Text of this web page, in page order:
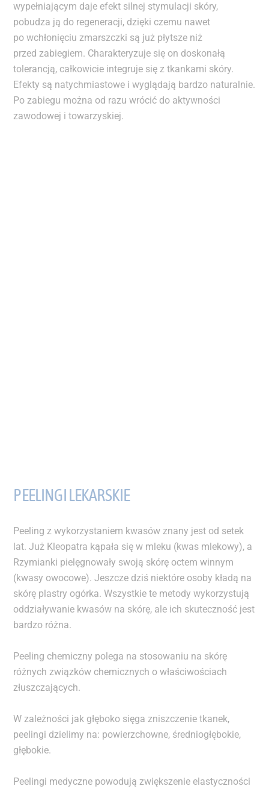
wypełniającym daje efekt silnej stymulacji skóry,
pobudza ją do regeneracji, dzięki czemu nawet
po wchłonięciu zmarszczki są już płytsze niż
przed zabiegiem. Charakteryzuje się on doskonałą
tolerancją, całkowicie integruje się z tkankami skóry.
Efekty są natychmiastowe i wyglądają bardzo naturalnie.
Po zabiegu można od razu wrócić do aktywności
zawodowej i towarzyskiej.
PEELINGI LEKARSKIE
Peeling z wykorzystaniem kwasów znany jest od setek
lat. Już Kleopatra kąpała się w mleku (kwas mlekowy), a
Rzymianki pielęgnowały swoją skórę octem winnym
(kwasy owocowe). Jeszcze dziś niektóre osoby kładą na
skórę plastry ogórka. Wszystkie te metody wykorzystują
oddziaływanie kwasów na skórę, ale ich skuteczność jest
bardzo różna.
Peeling chemiczny polega na stosowaniu na skórę
różnych związków chemicznych o właściwościach
złuszczających.
W zależności jak głęboko sięga zniszczenie tkanek,
peelingi dzielimy na: powierzchowne, średniogłębokie,
głębokie.
Peelingi medyczne powodują zwiększenie elastyczności